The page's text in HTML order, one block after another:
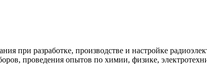
при разработке, производстве и настройке
проведения опытов по химии, физике,